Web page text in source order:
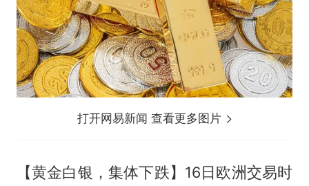
打开网易新闻 查看更多图片
【黄金白银，集体下跌】16日欧洲交易时